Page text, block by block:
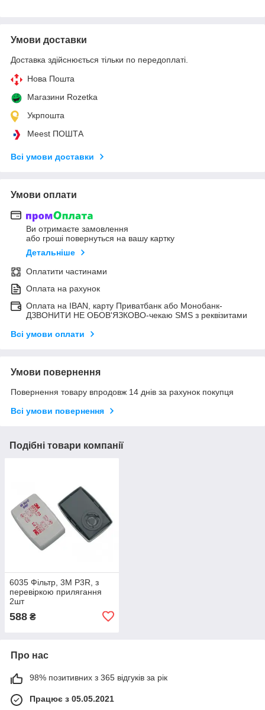
Умови доставки
Доставка здійснюється тільки по передоплаті.
Нова Пошта
Магазини Rozetka
Укрпошта
Meest ПОШТА
Всі умови доставки
Умови оплати
Ви отримаєте замовлення
або гроші повернуться на вашу картку
Детальніше
Оплатити частинами
Оплата на рахунок
Оплата на IBAN, карту Приватбанк або Монобанк-
ДЗВОНИТИ НЕ ОБОВ'ЯЗКОВО-чекаю SMS з реквізитами
Всі умови оплати
Умови повернення
Повернення товару впродовж 14 днів за рахунок покупця
Всі умови повернення
Подібні товари компанії
6035 Фільтр, 3М P3R, з
перевіркою прилягання
2шт
588 ₴
Про нас
98% позитивних з 365 відгуків за рік
Працює з 05.05.2021